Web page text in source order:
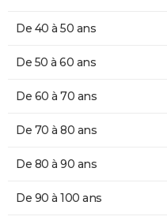
De 40 à 50 ans
De 50 à 60 ans
De 60 à 70 ans
De 70 à 80 ans
De 80 à 90 ans
De 90 à 100 ans